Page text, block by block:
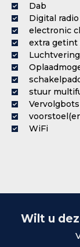
Dab
Digital radio
electronic
extra getint
stuur
WiFi
Wilt u